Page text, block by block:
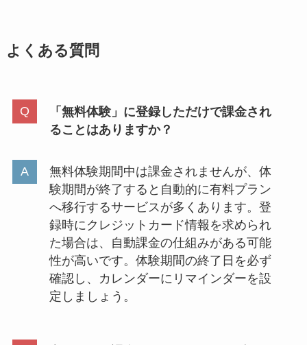
よくある質問
「無料体験」に登録しただけで課金され
ることはありますか？
無料体験期間中は課金されませんが、体
験期間が終了すると自動的に有料プラン
へ移行するサービスが多くあります。登
録時にクレジットカード情報を求められ
た場合は、自動課金の仕組みがある可能
性が高いです。体験期間の終了日を必ず
確認し、カレンダーにリマインダーを設
定しましょう。